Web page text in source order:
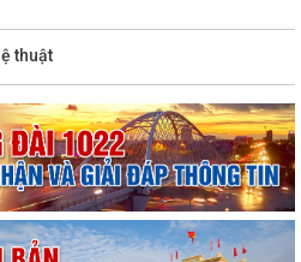
thuật